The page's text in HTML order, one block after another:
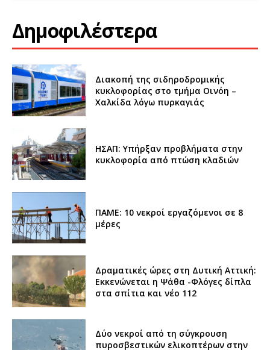
Δημοφιλέστερα
Διακοπή της σιδηροδρομικής
κυκλοφορίας στο τμήμα Οινόη –
Χαλκίδα λόγω πυρκαγιάς
ΗΣΑΠ: Υπήρξαν προβλήματα στην
κυκλοφορία από πτώση κλαδιών
ΠΑΜΕ: 10 νεκροί εργαζόμενοι σε 8
μέρες
Δραματικές ώρες στη Δυτική Αττική:
Εκκενώνεται η Ψάθα -Φλόγες δίπλα
στα σπίτια και νέο 112
Δύο νεκροί από τη σύγκρουση
πυροσβεστικών ελικοπτέρων στην